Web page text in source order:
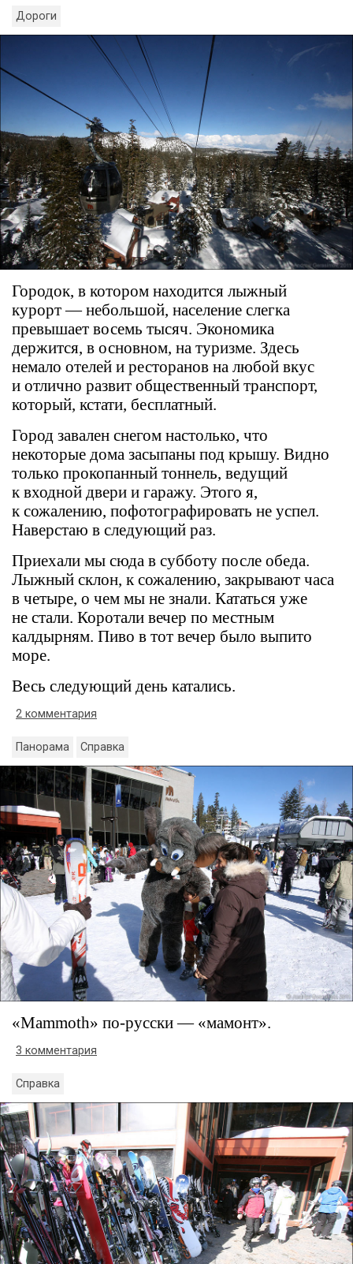
Дороги
Городок, в котором находится лыжный
курорт — небольшой, население слегка
превышает восемь тысяч. Экономика
держится, в основном, на туризме. Здесь
немало отелей и ресторанов на любой вкус
и отлично развит общественный транспорт,
который, кстати, бесплатный.
Город завален снегом настолько, что
некоторые дома засыпаны под крышу. Видно
только прокопанный тоннель, ведущий
к входной двери и гаражу. Этого я,
к сожалению, пофотографировать не успел.
Наверстаю в следующий раз.
Приехали мы сюда в субботу после обеда.
Лыжный склон, к сожалению, закрывают часа
в четыре, о чем мы не знали. Кататься уже
не стали. Коротали вечер по местным
калдырням. Пиво в тот вечер было выпито
море.
Весь следующий день катались.
2 комментария
Панорама Справка
«Mammoth» по-русски — «мамонт».
3 комментария
Справка